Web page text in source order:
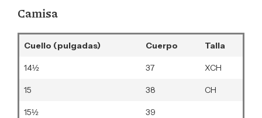
Camisa
Cuello (pulgadas) Cuerpo Talla
14½ 37 XCH
15 38 CH
15½ 39